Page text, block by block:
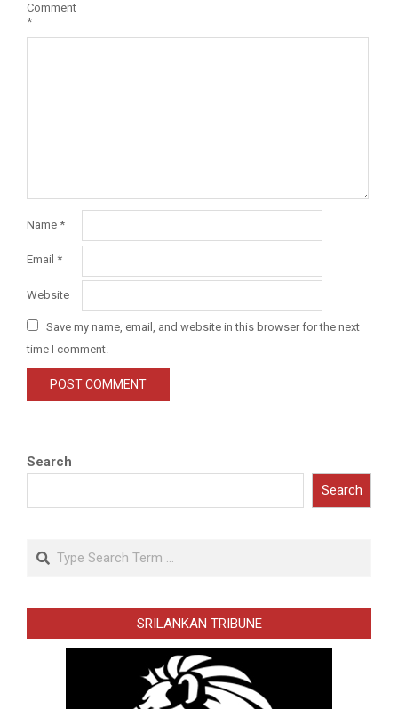
Comment
*
Name *
Email *
Website
Save my name, email, and website in this browser for the next
time I comment.
Search
Search
Search
SRILANKAN TRIBUNE